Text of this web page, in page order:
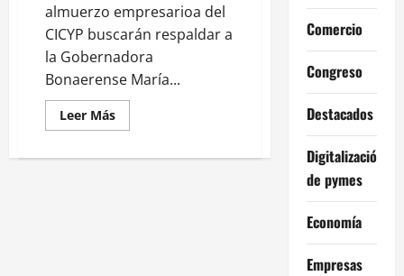
almuerzo empresarioa del
CICYP buscarán respaldar a
la Gobernadora
Bonaerense María...
Leer MásLeer
más
El
Comercio
Congreso
Destacados
Digitalización
de pymes
Economía
Empresas